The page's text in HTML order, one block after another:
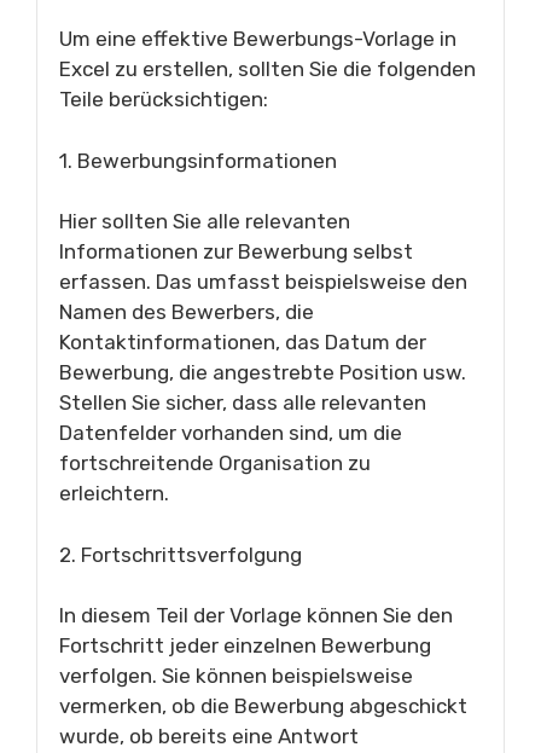
Um eine effektive Bewerbungs-Vorlage in
Excel zu erstellen, sollten Sie die folgenden
Teile berücksichtigen:
1. Bewerbungsinformationen
Hier sollten Sie alle relevanten
Informationen zur Bewerbung selbst
erfassen. Das umfasst beispielsweise den
Namen des Bewerbers, die
Kontaktinformationen, das Datum der
Bewerbung, die angestrebte Position usw.
Stellen Sie sicher, dass alle relevanten
Datenfelder vorhanden sind, um die
fortschreitende Organisation zu
erleichtern.
2. Fortschrittsverfolgung
In diesem Teil der Vorlage können Sie den
Fortschritt jeder einzelnen Bewerbung
verfolgen. Sie können beispielsweise
vermerken, ob die Bewerbung abgeschickt
wurde, ob bereits eine Antwort